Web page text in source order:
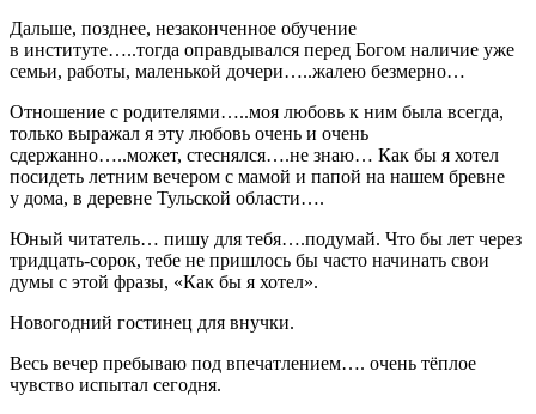
Дальше, позднее, незаконченное обучение
в институте…..тогда оправдывался перед Богом наличие уже
семьи, работы, маленькой дочери…..жалею безмерно…
Отношение с родителями…..моя любовь к ним была всегда,
только выражал я эту любовь очень и очень
сдержанно…..может, стеснялся….не знаю… Как бы я хотел
посидеть летним вечером с мамой и папой на нашем бревне
у дома, в деревне Тульской области….
Юный читатель… пишу для тебя….подумай. Что бы лет через
тридцать-сорок, тебе не пришлось бы часто начинать свои
думы с этой фразы, «Как бы я хотел».
Новогодний гостинец для внучки.
Весь вечер пребываю под впечатлением…. очень тёплое
чувство испытал сегодня.